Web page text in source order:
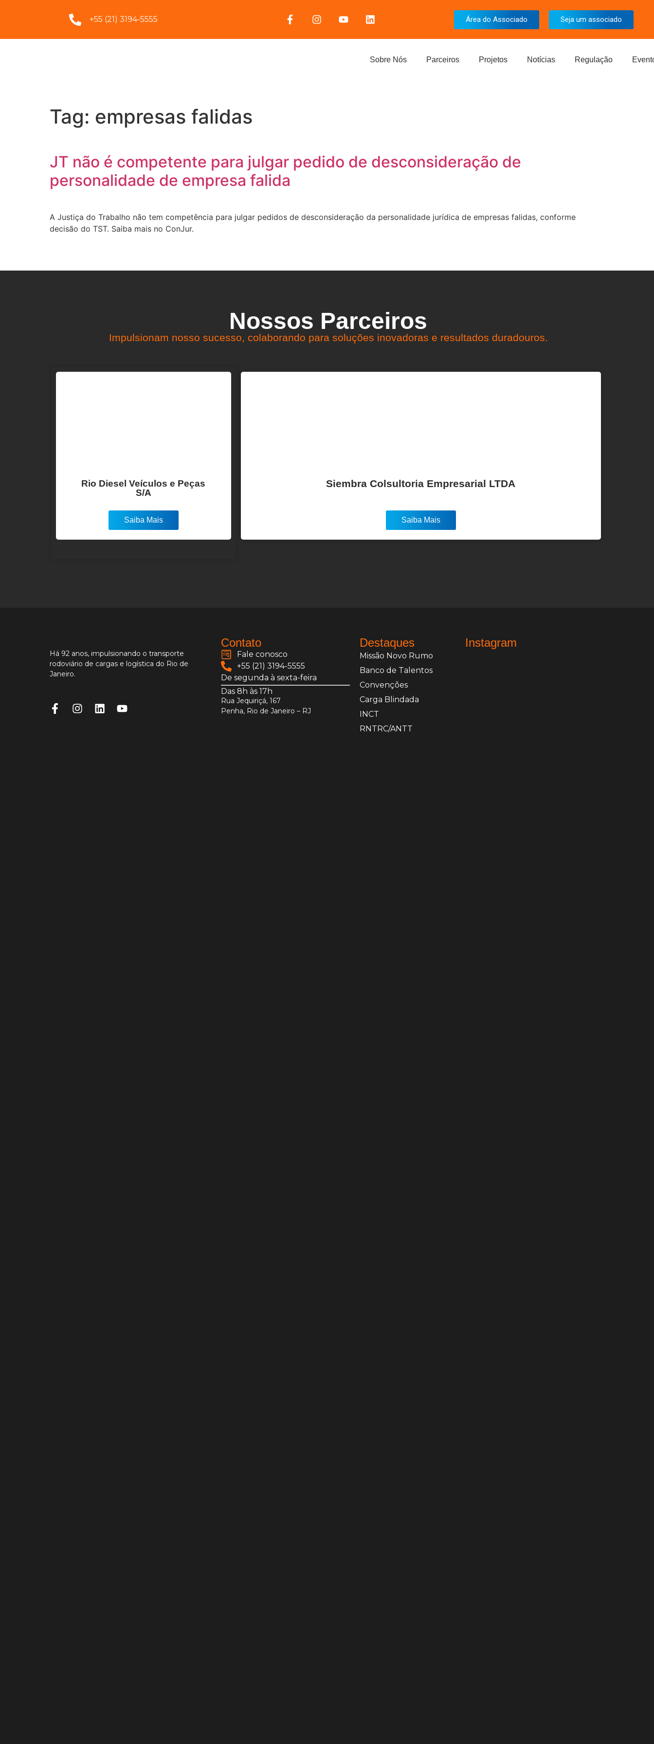
+55 (21) 3194-5555 Área do Associado Seja um associado
Sobre Nós Parceiros Projetos Notícias Regulação
Tag: empresas falidas
JT não é competente para julgar pedido de desconsideração de
personalidade de empresa falida
A Justiça do Trabalho não tem competência para julgar pedidos de desconsideração da personalidade jurídica de empresas falidas, conforme
decisão do TST. Saiba mais no ConJur.
Nossos Parceiros
Impulsionam nosso sucesso, colaborando para soluções inovadoras e resultados duradouros.
Rio Diesel Veículos e Peças
S/A
Saiba Mais
Siembra Colsultoria Empresarial LTDA
Saiba Mais
Há 92 anos, impulsionando o transporte
rodoviário de cargas e logística do Rio de
Janeiro.
Contato
Fale conosco
+55 (21) 3194-5555
De segunda à sexta-feira
Das 8h às 17h
Rua Jequiriçá, 167
Penha, Rio de Janeiro – RJ
Destaques
Missão Novo Rumo
Banco de Talentos
Convenções
Carga Blindada
INCT
RNTRC/ANTT
Instagram